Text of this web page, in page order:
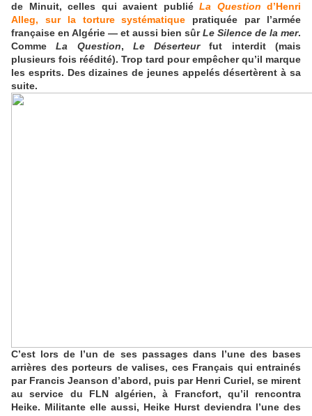
de Minuit, celles qui avaient publié La Question d’Henri
Alleg, sur la torture systématique pratiquée par l’armée
française en Algérie — et aussi bien sûrLe Silence de la mer.
CommeLa Question, Le Déserteurfut interdit (mais
plusieurs fois réédité). Trop tard pour empêcher qu’il marque
les esprits. Des dizaines de jeunes appelés désertèrent à sa
suite.
C’est lors de l’un de ses passages dans l’une des bases
arrières des porteurs de valises, ces Français qui entrainés
par Francis Jeanson d’abord, puis par Henri Curiel, se mirent
au service du FLN algérien, à Francfort, qu’il rencontra
Heike. Militante elle aussi, Heike Hurst deviendra l’une des